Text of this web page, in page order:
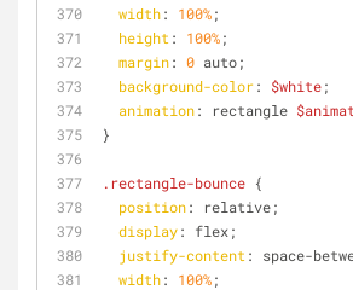
width: 100%;
height : 100%;
margin: 0 auto;
background-color: $white;
animation: rectangle
}
.rectangle-bounce {
position: relative;
display: flex;
justify-content : space-
width: 100%;